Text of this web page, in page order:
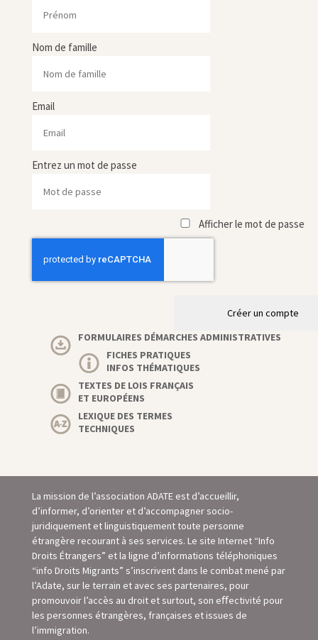
Nom de famille
Email
Entrez un mot de passe
Afficher le mot de passe
Créer un compte
FORMULAIRES DÉMARCHES ADMINISTRATIVES
FICHES PRATIQUES
INFOS THÉMATIQUES
TEXTES DE LOIS FRANÇAIS
ET EUROPÉENS
LEXIQUE DES TERMES
TECHNIQUES
La mission de l’association ADATE est d’accueillir,
d’informer, d’orienter et d’accompagner socio-
juridiquement et linguistiquement toute personne
étrangère recourant à ses services. Le site Internet “Info
Droits Étrangers” et la ligne d’informations téléphoniques
“info Droits Migrants” s’inscrivent dans le combat mené par
l’Adate, sur le terrain et avec ses partenaires, pour
promouvoir l’accès au droit et surtout, son eﬀectivité pour
les personnes étrangères, françaises et issues de
l’immigration.